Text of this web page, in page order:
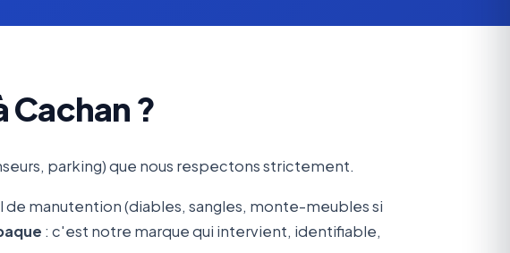
Cachan ?
parking) que nous respectons strictement.
manutention (diables, sangles, monte-meubles si
: c'est notre marque qui intervient, identifiable,